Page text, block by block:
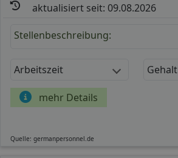
aktualisiert seit: 09.08.2026
Stellenbeschreibung:
Arbeitszeit Gehalt
mehr Details
Quelle: germanpersonnel.de